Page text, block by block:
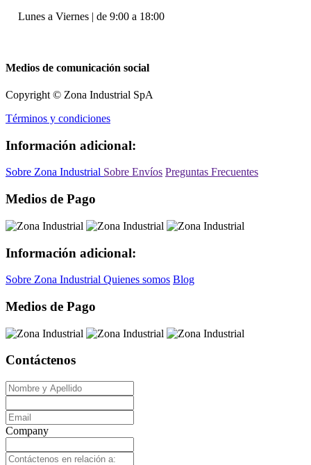
Lunes a Viernes | de 9:00 a 18:00
Medios de comunicación social
Copyright © Zona Industrial SpA
Términos y condiciones
Información adicional:
Sobre Zona Industrial Sobre Envíos Preguntas Frecuentes
Medios de Pago
Información adicional:
Sobre Zona Industrial Quienes somos Blog
Medios de Pago
Contáctenos
Company